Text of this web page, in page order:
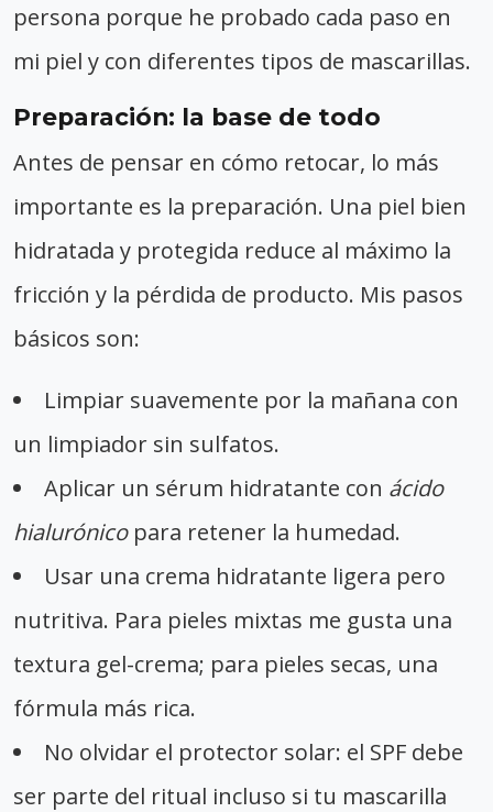
persona porque he probado cada paso en
mi piel y con diferentes tipos de mascarillas.
Preparación: la base de todo
Antes de pensar en cómo retocar, lo más
importante es la preparación. Una piel bien
hidratada y protegida reduce al máximo la
fricción y la pérdida de producto. Mis pasos
básicos son:
Limpiar suavemente por la mañana con
un limpiador sin sulfatos.
Aplicar un sérum hidratante con ácido
hialurónicopara retener la humedad.
Usar una crema hidratante ligera pero
nutritiva. Para pieles mixtas me gusta una
textura gel-crema; para pieles secas, una
fórmula más rica.
No olvidar el protector solar: el SPF debe
ser parte del ritual incluso si tu mascarilla